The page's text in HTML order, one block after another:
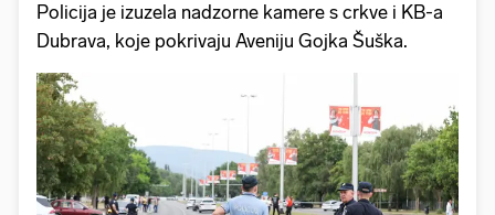
Policija je izuzela nadzorne kamere s crkve i KB-a
Dubrava, koje pokrivaju Aveniju Gojka Šuška.